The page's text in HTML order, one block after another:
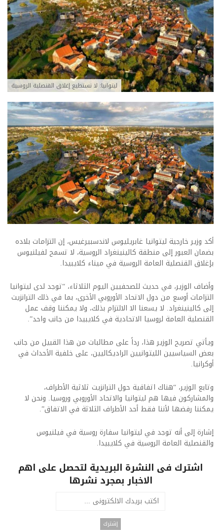
ليتوانيا: لا نستطيع إغلاق القنصلية الروسية
أكد وزير خارجية ليتوانيا غابريليوس لاندسبيرغيس، إن التزامات بلاده
بضمان العبور إلى منطقة كالينينغراد الروسية، لا تسمح لفيلنيوس
بإغلاق القنصلية العامة الروسية في ميناء كلايبيدا.
وأضاف الوزير، في حديث للصحفيين اليوم الثلاثاء، “توجد لدى ليتوانيا
التزامات أوسع من دول الاتحاد الأوروبي الأخرى، بما في ذلك الترانزيت
إلى كالينينغراد. لا يسعنا الا الالتزام بذلك، ولا يمكننا وقف عمل
القنصلية العامة لروسيا الاتحادية في كلايبيدا من جانب واحد”.
ويأتي تصريح الوزير هذا، رداً على مطالبات من هذا القبيل من جانب
بعض السياسيين الليتوانيين الراديكاليين، على خلفية الأحداث في
أوكرانيا.
وتابع الوزير، “هناك اتفاقية حول الترانزيت ثلاثية الأطراف،
والمشاركون فيها هم ليتوانيا والاتحاد الأوروبي وروسيا. ونحن لا
يمكننا رفضها لأننا فقط أحد الأطراف الثلاثة في الاتفاق”.
إشارة إلى أنه توجد في ليتوانيا سفارة روسية في فيلنيوس
والقنصلية العامة الروسية في كلايبيدا.
اشترك فى النشرة البريدية لتحصل على اهم
الاخبار بمجرد نشرها